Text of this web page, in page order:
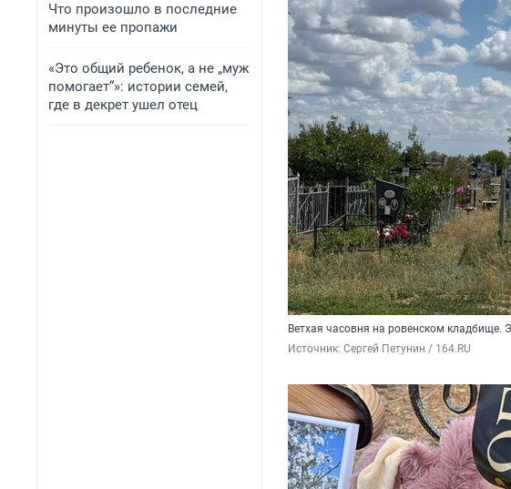
Что произошло в последние
минуты ее пропажи
«Это общий ребенок, а не „муж
помогает“»: истории семей,
где в декрет ушел отец
Ветхая часовня на ровенском кладбище.
Источник: Сергей Петунин / 164.RU